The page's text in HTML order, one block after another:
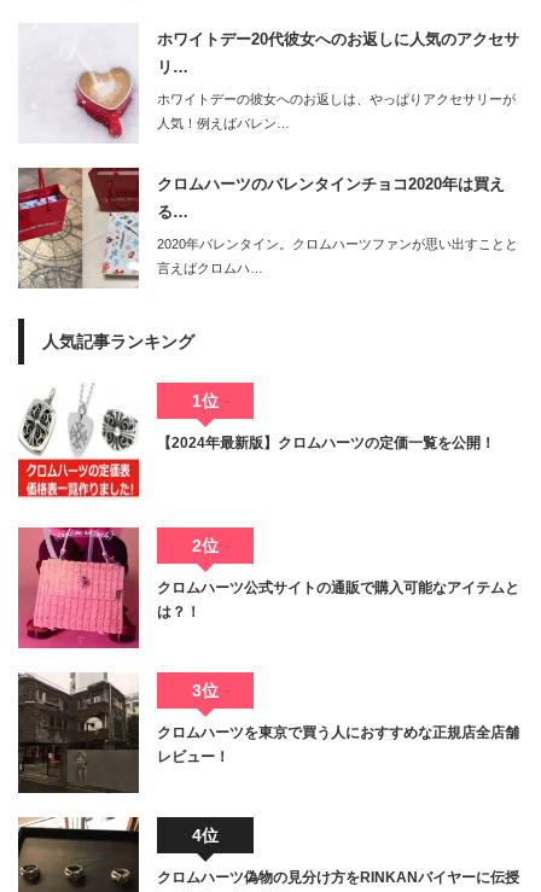
ホワイトデー20代彼女へのお返しに人気のアクセサ
リ…
ホワイトデーの彼女へのお返しは、やっぱりアクセサリーが
人気！例えばバレン…
クロムハーツのバレンタインチョコ2020年は買え
る…
2020年バレンタイン。クロムハーツファンが思い出すことと
言えばクロムハ…
人気記事ランキング
1位
【2024年最新版】クロムハーツの定価一覧を公開！
2位
クロムハーツ公式サイトの通販で購入可能なアイテムと
は？！
3位
クロムハーツを東京で買う人におすすめな正規店全店舗
レビュー！
4位
クロムハーツ偽物の見分け方をRINKANバイヤーに伝授